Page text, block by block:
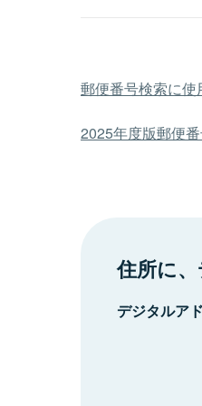
郵便番号検索に
2025年度版郵便
住所に
デジタルア